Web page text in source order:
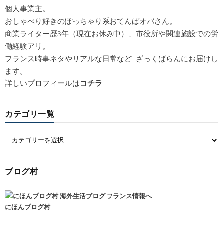
個人事業主。
おしゃべり好きのぽっちゃり系おてんばオバさん。
商業ライター歴3年（現在お休み中）、市役所や関連施設での労
働経験アリ。
フランス時事ネタやリアルな日常など ざっくばらんにお届けし
ます。
詳しいプロフィールはコチラ
カテゴリ一覧
ブログ村
にほんブログ村